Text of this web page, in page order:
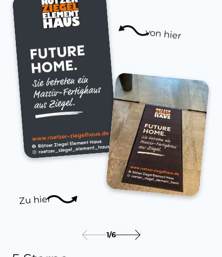
Zu hier
von hier
1/6